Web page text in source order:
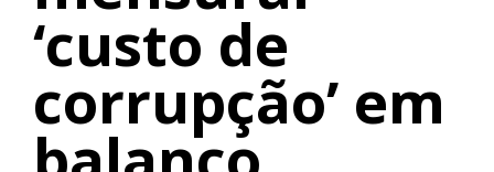
‘custo de
corrupção’ em